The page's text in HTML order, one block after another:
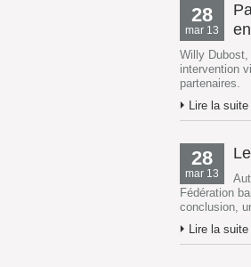
28
mar 13
Willy
intervention
partenaires.
Lire la suite
28
mar 13
Fédération
conclusion,
Lire la suite